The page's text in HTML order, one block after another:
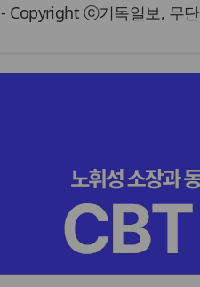
- Copyright ⓒ기독일보, 무